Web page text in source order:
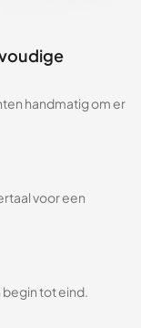
handmatig om er
voor een
tot eind.